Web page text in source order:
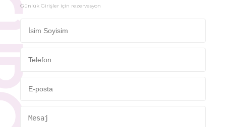
Günlük Girişler için rezervasyon